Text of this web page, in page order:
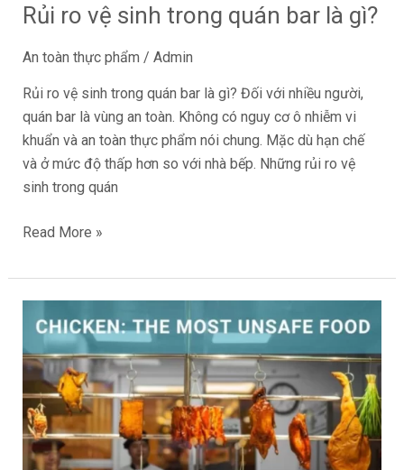
Rủi ro vệ sinh trong quán bar là gì?
An toàn thực phẩm / Admin
Rủi ro vệ sinh trong quán bar là gì? Đối với nhiều người,
quán bar là vùng an toàn. Không có nguy cơ ô nhiễm vi
khuẩn và an toàn thực phẩm nói chung. Mặc dù hạn chế
và ở mức độ thấp hơn so với nhà bếp. Những rủi ro vệ
sinh trong quán
Read More »
gà:
Thực
phẩm
không
an
toàn